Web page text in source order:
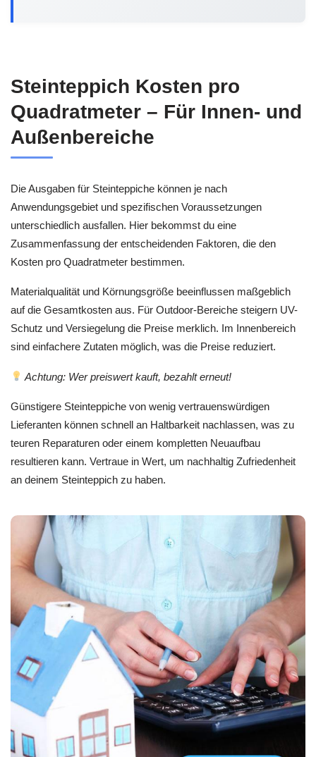
Steinteppich Kosten pro
Quadratmeter – Für Innen- und
Außenbereiche
Die Ausgaben für Steinteppiche können je nach
Anwendungsgebiet und spezifischen Voraussetzungen
unterschiedlich ausfallen. Hier bekommst du eine
Zusammenfassung der entscheidenden Faktoren, die den
Kosten pro Quadratmeter bestimmen.
Materialqualität und Körnungsgröße beeinflussen maßgeblich
auf die Gesamtkosten aus. Für Outdoor-Bereiche steigern UV-
Schutz und Versiegelung die Preise merklich. Im Innenbereich
sind einfachere Zutaten möglich, was die Preise reduziert.
Achtung: Wer preiswert kauft, bezahlt erneut!
Günstigere Steinteppiche von wenig vertrauenswürdigen
Lieferanten können schnell an Haltbarkeit nachlassen, was zu
teuren Reparaturen oder einem kompletten Neuaufbau
resultieren kann. Vertraue in Wert, um nachhaltig Zufriedenheit
an deinem Steinteppich zu haben.